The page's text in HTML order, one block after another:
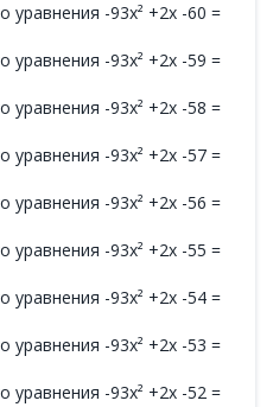
уравнения -93x² +2x -60 =
уравнения -93x² +2x -59 =
уравнения -93x² +2x -58 =
уравнения -93x² +2x -57 =
уравнения -93x² +2x -56 =
уравнения -93x² +2x -55 =
уравнения -93x² +2x -54 =
уравнения -93x² +2x -53 =
уравнения -93x² +2x -52 =